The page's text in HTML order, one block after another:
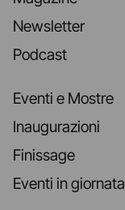
Newsletter
Podcast
Eventi e Mostre
Inaugurazioni
Finissage
Eventi in giornata